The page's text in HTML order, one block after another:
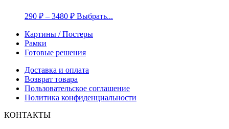
290 ₽ – 3480 ₽ Выбрать...
Картины / Постеры
Рамки
Готовые решения
Доставка и оплата
Возврат товара
Пользовательское соглашение
Политика конфиденциальности
КОНТАКТЫ